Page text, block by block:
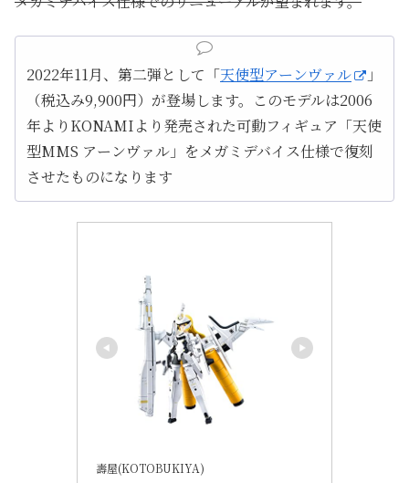
2022年11月、第二弾として「天使型アーンヴァル
」
（税込み9,900円）が登場します。このモデルは2006
年よりKONAMIより発売された可動フィギュア「天使
型MMS アーンヴァル」をメガミデバイス仕様で復刻
させたものになります
壽屋(KOTOBUKIYA)